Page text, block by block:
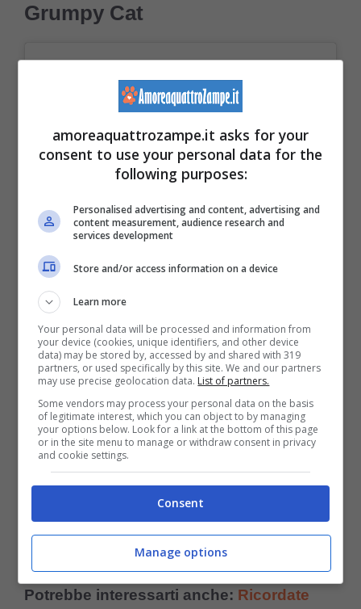
Grumpy Cat
Visualizza questo post su Instagram
Un post condiviso da Grumpy Cat (@realgrumpycat)
Potrebbe interessarti anche: Ricordate
amoreaquattrozampe.it asks for your
consent to use your personal data for the
following purposes:
Personalised advertising and content, advertising and
content measurement, audience research and
services development
Store and/or access information on a device
Learn more
Your personal data will be processed and information from
your device (cookies, unique identifiers, and other device
data) may be stored by, accessed by and shared with 319
partners, or used specifically by this site. We and our partners
may use precise geolocation data. List of partners.
Some vendors may process your personal data on the basis
of legitimate interest, which you can object to by managing
your options below. Look for a link at the bottom of this page
or in the site menu to manage or withdraw consent in privacy
and cookie settings.
Consent
Manage options